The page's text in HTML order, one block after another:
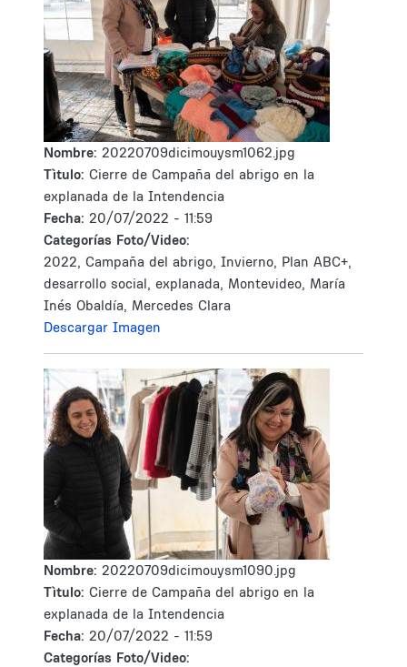
Nombre: 20220709dicimouysm1062.jpg
Tìtulo: Cierre de Campaña del abrigo en la
explanada de la Intendencia
Fecha: 20/07/2022 - 11:59
Categorías Foto/Video:
2022, Campaña del abrigo, Invierno, Plan ABC+,
desarrollo social, explanada, Montevideo, María
Inés Obaldía, Mercedes Clara
Descargar Imagen
Nombre: 20220709dicimouysm1090.jpg
Tìtulo: Cierre de Campaña del abrigo en la
explanada de la Intendencia
Fecha: 20/07/2022 - 11:59
Categorías Foto/Video: